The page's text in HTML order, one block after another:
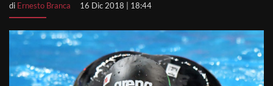
di Ernesto Branca 16 Dic 2018 | 18:44